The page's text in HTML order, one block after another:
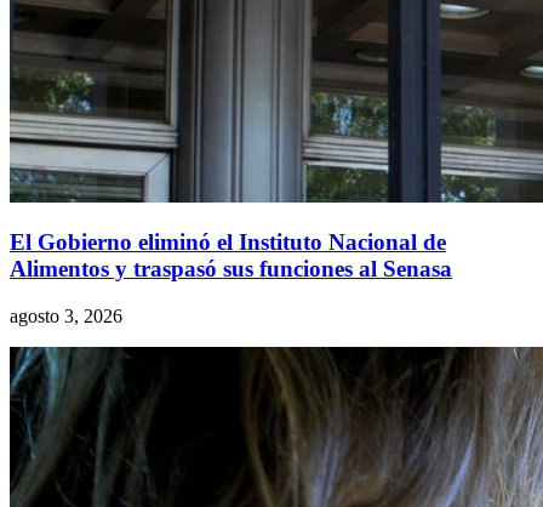
El Gobierno eliminó el Instituto Nacional de
Alimentos y traspasó sus funciones al Senasa
agosto 3, 2026